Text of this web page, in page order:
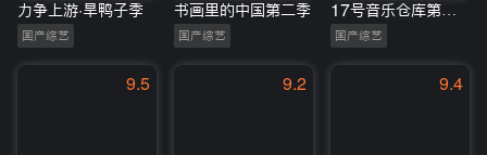
力争上游·旱鸭子季
国产综艺
书画里的中国第二季
国产综艺 国产综艺
9.5 9.2 9.4